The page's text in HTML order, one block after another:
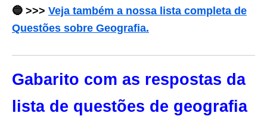
🔵 >>> Veja também a nossa lista completa de
Questões sobre Geografia.
Gabarito com as respostas da
lista de questões de geografia